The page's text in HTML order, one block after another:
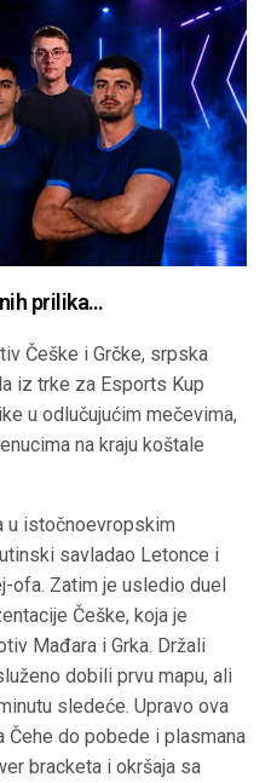
prilika…
Češke i Grčke, srpska
iz trke za Esports Kup
u odlučujućim mečevima,
na kraju koštale
u istočnoevropskim
savladao Letonce i
ofa. Zatim je usledio duel
Češke, koja je
Mađara i Grka. Držali
dobili prvu mapu, ali
sledeće. Upravo ova
do pobede i plasmana
bracketa i okršaja sa